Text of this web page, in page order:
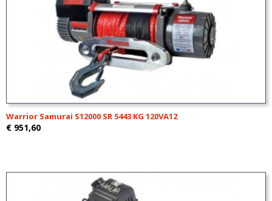
Warrior Samurai S12000 SR 5443 KG 120VA12
€ 951,60